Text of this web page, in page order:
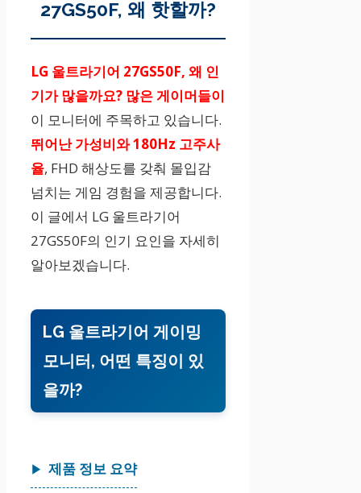
27GS50F, 왜 핫할까?
LG 울트라기어 27GS50F, 왜 인
기가 많을까요? 많은 게이머들이
이 모니터에 주목하고 있습니다.
뛰어난 가성비와 180Hz 고주사
율, FHD 해상도를 갖춰 몰입감
넘치는 게임 경험을 제공합니다.
이 글에서 LG 울트라기어
27GS50F의 인기 요인을 자세히
알아보겠습니다.
LG 울트라기어 게이밍
모니터, 어떤 특징이 있
을까?
제품 정보 요약